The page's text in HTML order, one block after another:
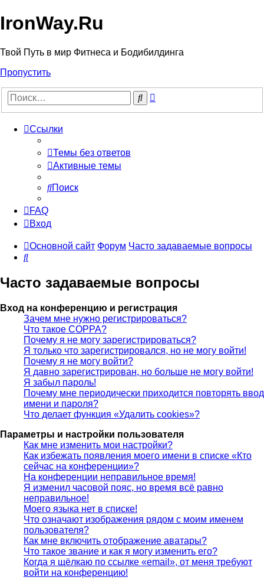
IronWay.Ru
Твой Путь в мир Фитнеса и Бодибилдинга
Пропустить
Поиск
Ссылки
Темы без ответов
Активные темы
Поиск
FAQ
Вход
Основной сайт Форум Часто задаваемые вопросы
Поиск
Часто задаваемые вопросы
Вход на конференцию и регистрация
Зачем мне нужно регистрироваться?
Что такое COPPA?
Почему я не могу зарегистрироваться?
Я только что зарегистрировался, но не могу войти!
Почему я не могу войти?
Я давно зарегистрирован, но больше не могу войти!
Я забыл пароль!
Почему мне периодически приходится повторять ввод
имени и пароля?
Что делает функция «Удалить cookies»?
Параметры и настройки пользователя
Как мне изменить мои настройки?
Как избежать появления моего имени в списке «Кто
сейчас на конференции»?
На конференции неправильное время!
Я изменил часовой пояс, но время всё равно
неправильное!
Моего языка нет в списке!
Что означают изображения рядом с моим именем
пользователя?
Как мне включить отображение аватары?
Что такое звание и как я могу изменить его?
Когда я щёлкаю по ссылке «email», от меня требуют
войти на конференцию!